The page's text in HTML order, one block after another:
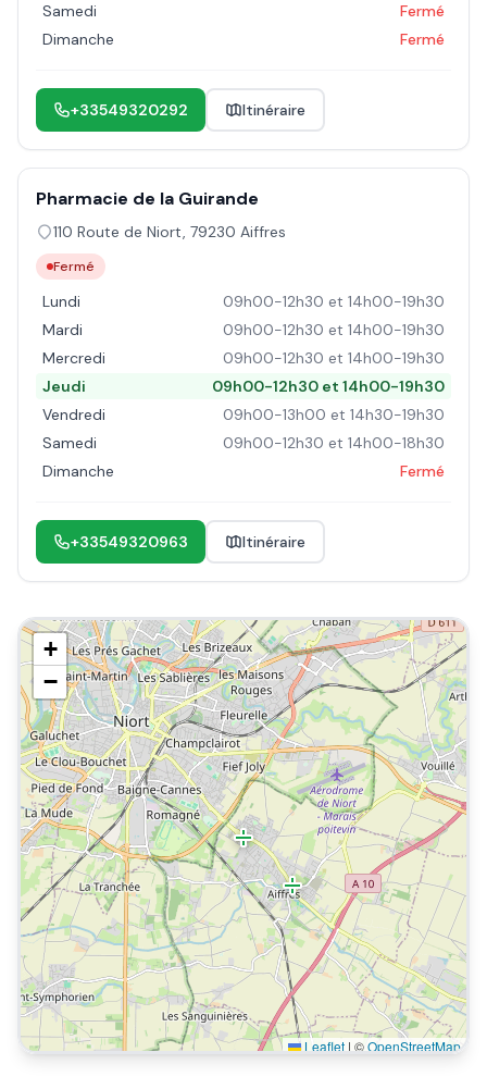
Samedi
Fermé
Dimanche
Fermé
+33549320292 Itinéraire
Pharmacie de la Guirande
110 Route de Niort, 79230 Aiffres
Fermé
Lundi
09h00-12h30 et 14h00-19h30
Mardi
09h00-12h30 et 14h00-19h30
Mercredi
09h00-12h30 et 14h00-19h30
Jeudi
09h00-12h30 et 14h00-19h30
Vendredi
09h00-13h00 et 14h30-19h30
Samedi
09h00-12h30 et 14h00-18h30
Dimanche
Fermé
+33549320963 Itinéraire
+
−
Leaflet | ©OpenStreetMap